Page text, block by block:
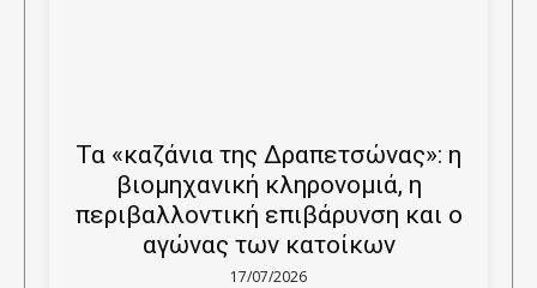
Τα «καζάνια της Δραπετσώνας»: η
βιομηχανική κληρονομιά, η
περιβαλλοντική επιβάρυνση και ο
αγώνας των κατοίκων
17/07/2026